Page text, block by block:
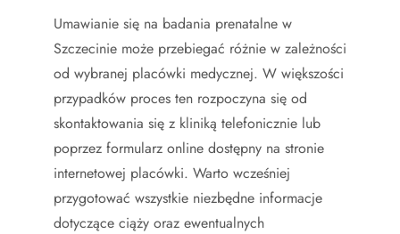
Umawianie się na badania prenatalne w
Szczecinie może przebiegać różnie w zależności
od wybranej placówki medycznej. W większości
przypadków proces ten rozpoczyna się od
skontaktowania się z kliniką telefonicznie lub
poprzez formularz online dostępny na stronie
internetowej placówki. Warto wcześniej
przygotować wszystkie niezbędne informacje
dotyczące ciąży oraz ewentualnych